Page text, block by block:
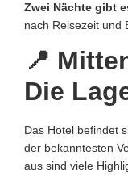
Zwei Nächte gibt
nach Reisezeit und
📍
Die
Das Hotel befindet
der bekanntesten
aus sind viele